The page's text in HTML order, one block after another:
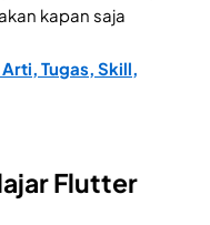
kapan saja
Tugas, Skill,
Flutter